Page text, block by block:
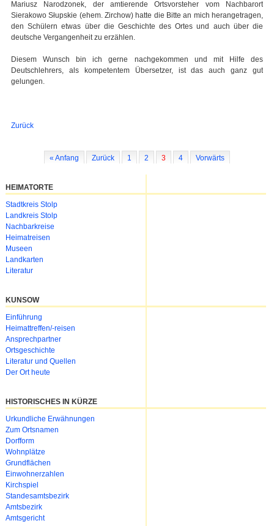
Mariusz Narodzonek, der amtierende Ortsvorsteher vom Nachbarort
Sierakowo Słupskie (ehem. Zirchow) hatte die Bitte an mich herangetragen,
den Schülern etwas über die Geschichte des Ortes und auch über die
deutsche Vergangenheit zu erzählen.
Diesem Wunsch bin ich gerne nachgekommen und mit Hilfe des
Deutschlehrers, als kompetentem Übersetzer, ist das auch ganz gut
gelungen.
Zurück
« Anfang Zurück 1 2 3 4 Vorwärts
HEIMATORTE
Navigation
überspringen
Stadtkreis Stolp
Landkreis Stolp
Nachbarkreise
Heimatreisen
Museen
Landkarten
Literatur
KUNSOW
Navigation
überspringen
Einführung
Heimattreffen/-reisen
Ansprechpartner
Ortsgeschichte
Literatur und Quellen
Der Ort heute
HISTORISCHES IN KÜRZE
Urkundliche Erwähnungen
Zum Ortsnamen
Dorfform
Wohnplätze
Grundflächen
Einwohnerzahlen
Kirchspiel
Standesamtsbezirk
Amtsbezirk
Amtsgericht